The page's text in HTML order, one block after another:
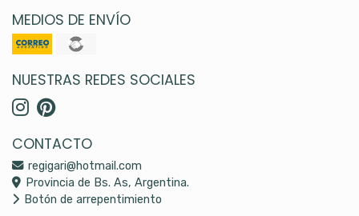
MEDIOS DE ENVÍO
NUESTRAS REDES SOCIALES
CONTACTO
regigari@hotmail.com
Provincia de Bs. As, Argentina.
Botón de arrepentimiento